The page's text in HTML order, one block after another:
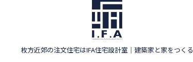
枚方近郊の注文住宅はIFA住宅設計室 ｜ 建築家と家をつくる